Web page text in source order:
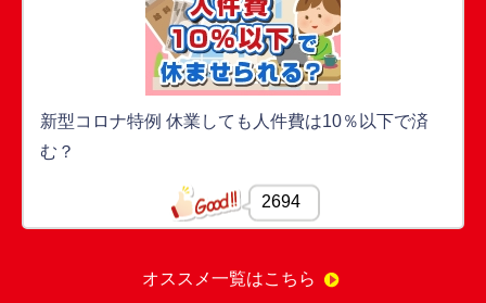
新型コロナ特例 休業しても人件費は10％以下で済
む？
2694
オススメ一覧はこちら